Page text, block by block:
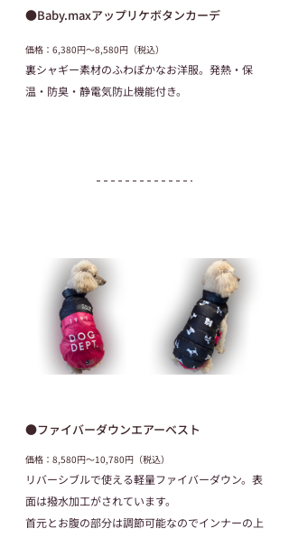
●Baby.maxアップリケボタンカーデ
価格：6,380円～8,580円（税込）
裏シャギー素材のふわぽかなお洋服。発熱・保
温・防臭・静電気防止機能付き。
●ファイバーダウンエアーベスト
価格：8,580円～10,780円（税込）
リバーシブルで使える軽量ファイバーダウン。表
面は撥水加工がされています。
首元とお腹の部分は調節可能なのでインナーの上